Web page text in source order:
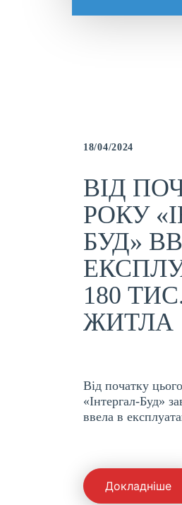
18/04/2024
ВІД
РОКУ
БУД»
180
ЖИТЛА
Від початку
«Інтергал-Буд»
ввела в
Докладніше